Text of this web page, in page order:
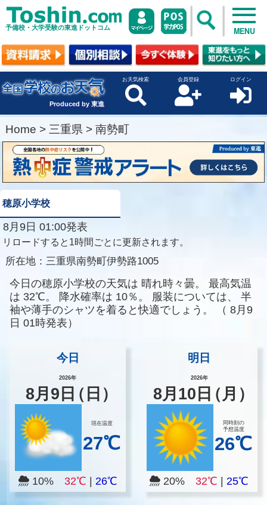
予備校・大学受験の東進ドットコム MENU
Produced by 東進
お天気検索 会員登録 ログイン
Home > 三重県 > 南勢町
穂原小学校
8月9日 01:00発表
リロードすると1時間ごとに更新されます。
所在地： 三重県南勢町伊勢路1005
今日の穂原小学校の天気は 晴れ時々曇。
最高気温
は 32℃。 降水確率は 10％。 服装については、
半
袖や薄手のシャツを着ると快適でしょう。
（ 8月9
日 01時発表）
今日
2026年
8月 9 日（日）
現在温度
27℃
10% 32℃ 26℃
明日
2026年
8月 10 日（月）
同時刻の
予想温度
26℃
20%32℃ |25℃